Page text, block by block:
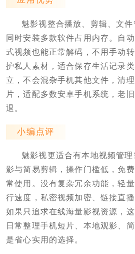
魅影视整合播放、剪辑、文
同时安装多款软件占用内存。自
式视频也能正常解码，不用手动
护私人素材，适合保存生活记录
立，不会混杂手机其他文件，清
片，适配多数安卓手机系统，老
退。
小编点评
魅影视更适合有本地视频管
影与简易剪辑，操作门槛低，免
常使用。没有复杂冗余功能，轻
行速度，私密视频加密、链接直
如果只追求在线海量影视资源，
日常整理手机短片、本地观影、
是省心实用的选择。